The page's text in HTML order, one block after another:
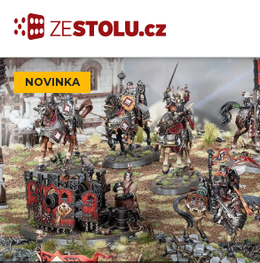
NOVINKA